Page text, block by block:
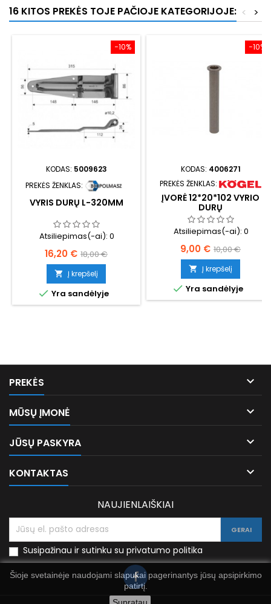
16 KITOS PREKĖS TOJE PAČIOJE KATEGORIJOJE: >
<
−10%
KODAS: 5009623
PREKĖS ŽENKLAS:
VYRIS DURŲ L-320MM
Atsiliepimas(-ai): 0
Kaina
16,20 € Bazinė
kaina
18,00 €
 Į krepšelį
 Yra sandėlyje
−10%
KODAS: 4006271
PREKĖS ŽENKLAS:
ĮVORĖ 12*20*102 VYRIO
DURŲ
Atsiliepimas(-ai): 0
Kaina
9,00 € Bazinė
kaina
10,00 €
 Į krepšelį
 Yra sandėlyje
PREKĖS 
MŪSŲ ĮMONĖ 
JŪSŲ PASKYRA 
KONTAKTAS 
Šioje svetainėje naudojami slapukai pagerinantys jūsų apsipirkimo
patirtį.
NAUJIENLAIŠKIAI
Susipažinau ir sutinku su privatumo politika